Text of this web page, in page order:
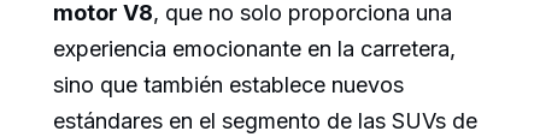
motor V8, que no solo proporciona una
experiencia emocionante en la carretera,
sino que también establece nuevos
estándares en el segmento de las SUVs de